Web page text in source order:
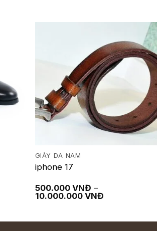
GIÀY DA NAM
iphone 17
500.000 VNĐ –
10.000.000 VNĐKhoảng
500.000 VNĐ